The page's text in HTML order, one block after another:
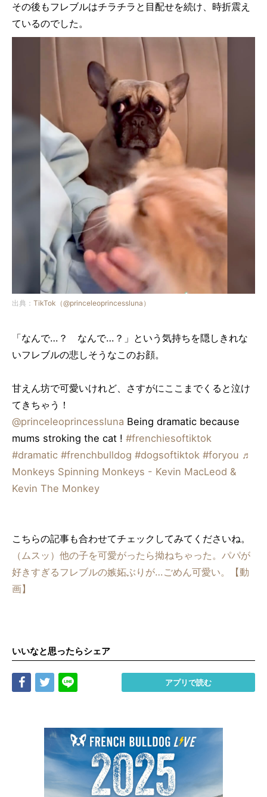
その後もフレブルはチラチラと目配せを続け、時折震え
ているのでした。
出典： TikTok（@princeleoprincessluna）
「なんで…？ なんで…？」という気持ちを隠しきれな
いフレブルの悲しそうなこのお顔。
甘えん坊で可愛いけれど、さすがにここまでくると泣け
てきちゃう！
@princeleoprincessluna Being dramatic because
mums stroking the cat ! #frenchiesoftiktok
#dramatic #frenchbulldog #dogsoftiktok #foryou ♬
Monkeys Spinning Monkeys - Kevin MacLeod &
Kevin The Monkey
こちらの記事も合わせてチェックしてみてくださいね。
（ムスッ）他の子を可愛がったら拗ねちゃった。パパが
好きすぎるフレブルの嫉妬ぶりが…ごめん可愛い。【動
画】
いいなと思ったらシェア
Share Tweet アプリで読む